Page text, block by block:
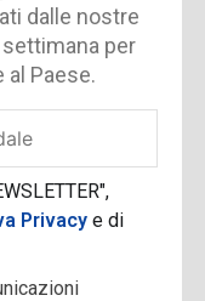
dalle nostre
per
al Paese.
Privacye di